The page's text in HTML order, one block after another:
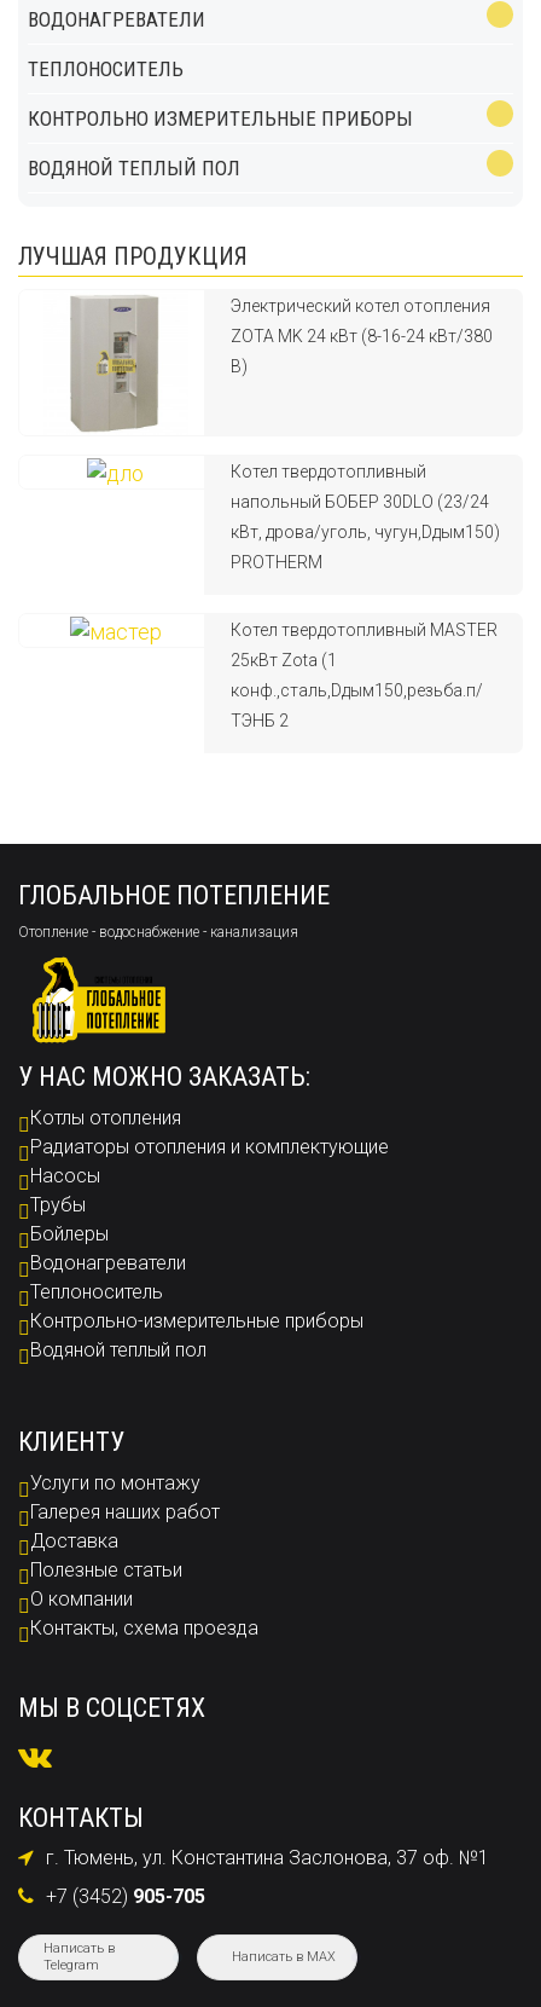
ВОДОНАГРЕВАТЕЛИ
ТЕПЛОНОСИТЕЛЬ
КОНТРОЛЬНО ИЗМЕРИТЕЛЬНЫЕ ПРИБОРЫ
ВОДЯНОЙ ТЕПЛЫЙ ПОЛ
ЛУЧШАЯ ПРОДУКЦИЯ
Электрический котел отопления
ZOTA MK 24 кВт (8-16-24 кВт/380
В)
Котел твердотопливный
напольный БОБЕР 30DLO (23/24
кВт, дрова/уголь, чугун,Dдым150)
PROTHERM
Котел твердотопливный MASTER
25кВт Zota (1
конф.,сталь,Dдым150,резьба.п/
ТЭНБ 2
ГЛОБАЛЬНОЕ ПОТЕПЛЕНИЕ
Отопление - водоснабжение - канализация
У НАС МОЖНО ЗАКАЗАТЬ:
Котлы отопления
Радиаторы отопления и комплектующие
Насосы
Трубы
Бойлеры
Водонагреватели
Теплоноситель
Контрольно-измерительные приборы
Водяной теплый пол
КЛИЕНТУ
Услуги по монтажу
Галерея наших работ
Доставка
Полезные статьи
О компании
Контакты, схема проезда
МЫ В СОЦСЕТЯХ
КОНТАКТЫ
г. Тюмень, ул. Константина Заслонова, 37 оф. №1
+7 (3452) 905-705
Написать в
Telegram
Написать в MAX